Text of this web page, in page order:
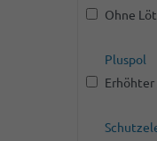
Ohne
Pluspol
Erhöhter